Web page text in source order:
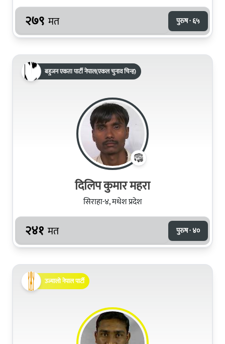
२७९ मत पुरुष · ६५
बहुजन एकता पार्टी नेपाल(एकल चुनाव चिन्ह)
दिलिप कुमार महरा
सिराहा-४, मधेश प्रदेश
२४१ मत पुरुष · ४०
उज्यालो नेपाल पार्टी